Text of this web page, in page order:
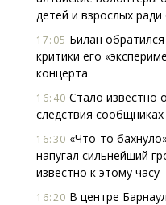
детей и взрослых
17:05 Билан
критики его
концерта
16:40 Стало известно
следствия
16:30 «Что-то
напугал сильнейший
известно к этому часу
16:20 В центре